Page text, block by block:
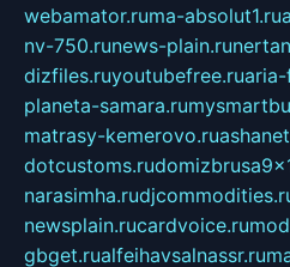
webamator.ruma-absolut1.ru
nv-750.runews-plain.ru
dizfiles.ruyoutubefree.ruaria-
planeta-samara.ru
matrasy-kemerovo.ru
dotcustoms.ru
narasimha.ru
newsplain.rucardvoice.ru
gbget.rualfeihavsalnassr.ru